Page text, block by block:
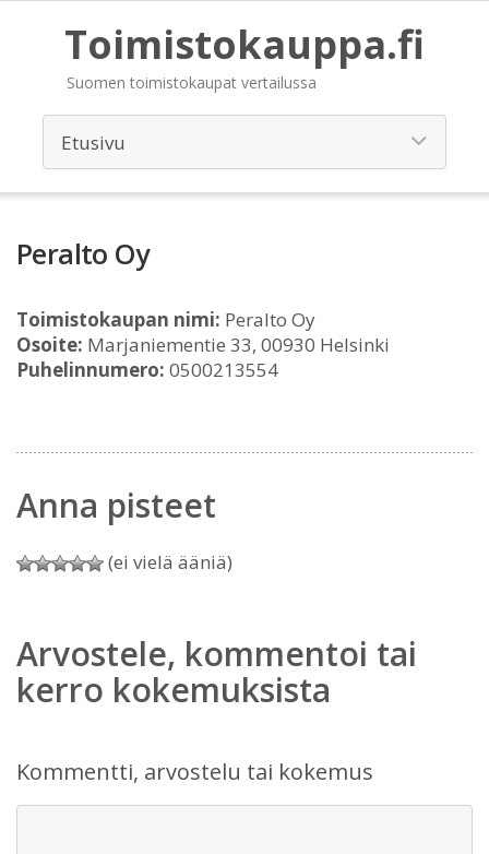
Toimistokauppa.fi
Suomen toimistokaupat vertailussa
Peralto Oy
Toimistokaupan nimi: Peralto Oy
Osoite: Marjaniementie 33, 00930 Helsinki
Puhelinnumero: 0500213554
Anna pisteet
(ei vielä ääniä)
Arvostele, kommentoi tai
kerro kokemuksista
Kommentti, arvostelu tai kokemus